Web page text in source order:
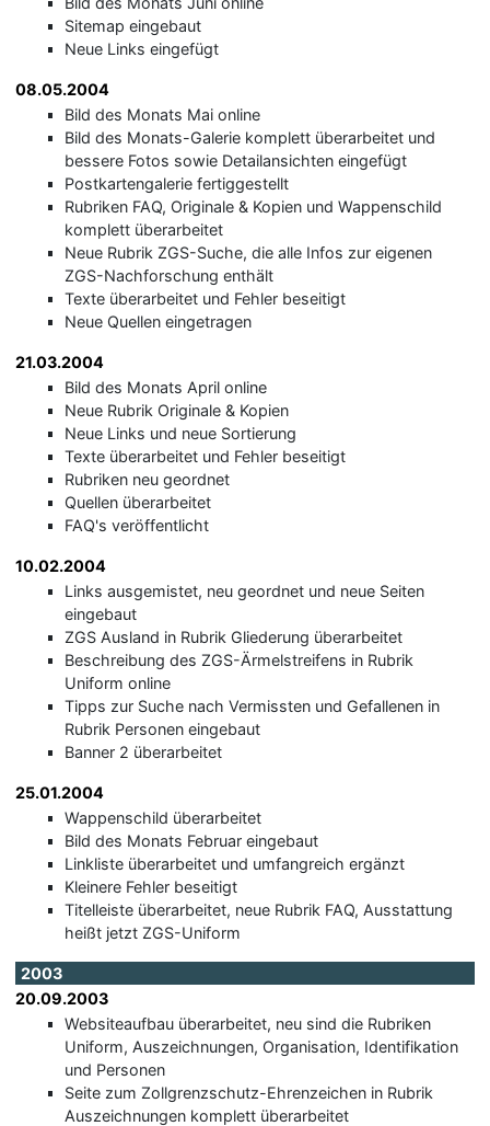
Sitemap eingebaut
Neue Links eingefügt
08.05.2004
Bild des Monats Mai online
Bild des Monats-Galerie komplett überarbeitet und
bessere Fotos sowie Detailansichten eingefügt
Postkartengalerie fertiggestellt
Rubriken FAQ, Originale & Kopien und Wappenschild
komplett überarbeitet
Neue Rubrik ZGS-Suche, die alle Infos zur eigenen
ZGS-Nachforschung enthält
Texte überarbeitet und Fehler beseitigt
Neue Quellen eingetragen
21.03.2004
Bild des Monats April online
Neue Rubrik Originale & Kopien
Neue Links und neue Sortierung
Texte überarbeitet und Fehler beseitigt
Rubriken neu geordnet
Quellen überarbeitet
FAQ's veröffentlicht
10.02.2004
Links ausgemistet, neu geordnet und neue Seiten
eingebaut
ZGS Ausland in Rubrik Gliederung überarbeitet
Beschreibung des ZGS-Ärmelstreifens in Rubrik
Uniform online
Tipps zur Suche nach Vermissten und Gefallenen in
Rubrik Personen eingebaut
Banner 2 überarbeitet
25.01.2004
Wappenschild überarbeitet
Bild des Monats Februar eingebaut
Linkliste überarbeitet und umfangreich ergänzt
Kleinere Fehler beseitigt
Titelleiste überarbeitet, neue Rubrik FAQ, Ausstattung
heißt jetzt ZGS-Uniform
2003
20.09.2003
Websiteaufbau überarbeitet, neu sind die Rubriken
Uniform, Auszeichnungen, Organisation, Identifikation
und Personen
Seite zum Zollgrenzschutz-Ehrenzeichen in Rubrik
Auszeichnungen komplett überarbeitet